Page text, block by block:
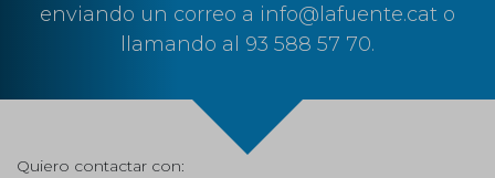
enviando un correo a info@lafuente.cat o
llamando al 93 588 57 70.
Quiero contactar con: